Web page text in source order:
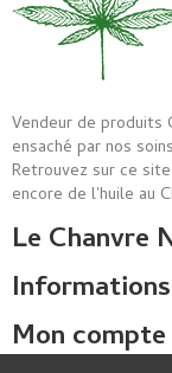
Vendeur de produits
ensaché par nos
Retrouvez sur ce
encore de l'huile au
Le Chanvre
Informations
Mon compte